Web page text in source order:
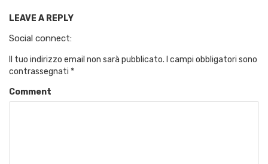
LEAVE A REPLY
Social connect:
Il tuo indirizzo email non sarà pubblicato. I campi obbligatori sono
contrassegnati *
Comment